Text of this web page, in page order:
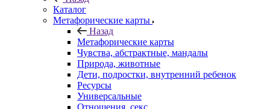
Каталог
Mетафорические карты
Назад
Mетафорические карты
Чувства, абстрактные, мандалы
Природа, животные
Дети, подростки, внутренний ребенок
Ресурсы
Универсальные
Отношения, секс